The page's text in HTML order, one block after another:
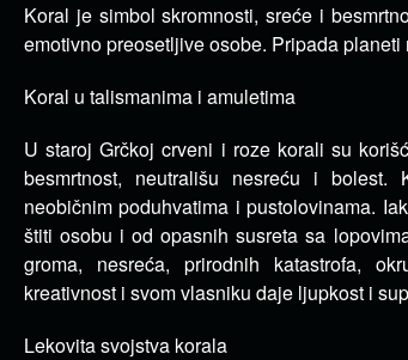
Koral je simbol skromnosti, sreće i
emotivno preosetljive osobe. Pripada planeti
Koral u talismanima i amuletima
U staroj Grčkoj crveni i roze korali su
besmrtnost, neutrališu nesreću i
neobičnim poduhvatima i pustolovinama.
štiti osobu i od opasnih susreta sa
groma, nesreća, prirodnih katastrofa,
kreativnost i svom vlasniku daje ljupkost i
Lekovita svojstva korala